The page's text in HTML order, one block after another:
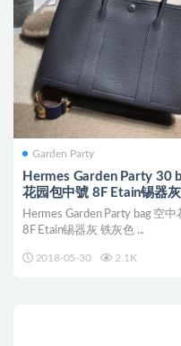
Garden Party
Hermes Garden Party 30
花园包中號 8F Etain锡器
Hermes Garden Party bag 空中
8F Etain锡器灰 铁灰色 ...
2018-05-30 2.1K